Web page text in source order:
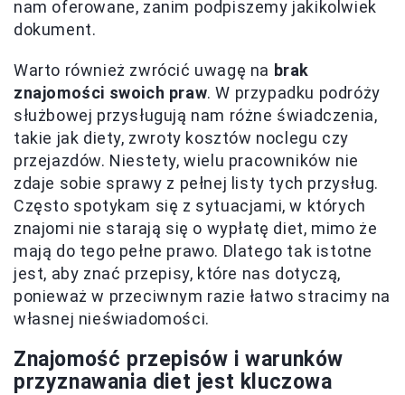
nam oferowane, zanim podpiszemy jakikolwiek
dokument.
Warto również zwrócić uwagę na brak
znajomości swoich praw. W przypadku podróży
służbowej przysługują nam różne świadczenia,
takie jak diety, zwroty kosztów noclegu czy
przejazdów. Niestety, wielu pracowników nie
zdaje sobie sprawy z pełnej listy tych przysług.
Często spotykam się z sytuacjami, w których
znajomi nie starają się o wypłatę diet, mimo że
mają do tego pełne prawo. Dlatego tak istotne
jest, aby znać przepisy, które nas dotyczą,
ponieważ w przeciwnym razie łatwo stracimy na
własnej nieświadomości.
Znajomość przepisów i warunków
przyznawania diet jest kluczowa